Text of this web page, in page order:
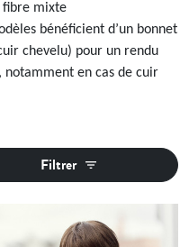
fibre mixte
bénéficient d’un bonnet
chevelu) pour un rendu
en cas de cuir
Filtrer filter_list